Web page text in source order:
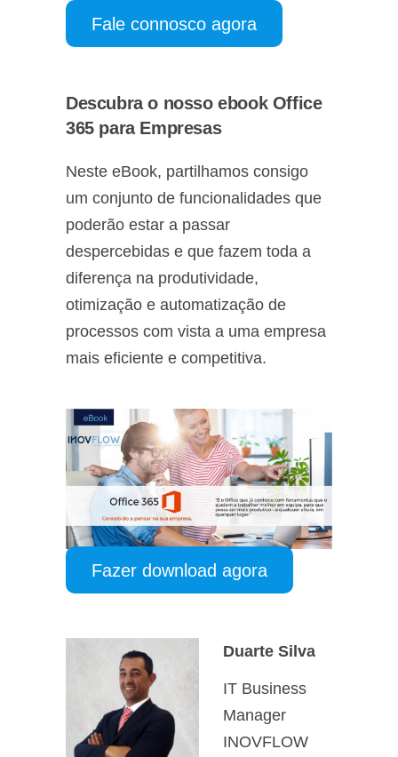
Fale connosco agora
Descubra o nosso ebook Office
365 para Empresas
Neste eBook, partilhamos consigo
um conjunto de funcionalidades que
poderão estar a passar
despercebidas e que fazem toda a
diferença na produtividade,
otimização e automatização de
processos com vista a uma empresa
mais eficiente e competitiva.
Fazer download agora
Duarte Silva
IT Business
Manager
INOVFLOW